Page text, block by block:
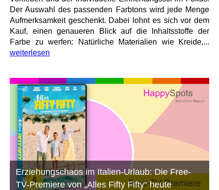
Der Auswahl des passenden Farbtons wird jede Menge
Aufmerksamkeit geschenkt. Dabei lohnt es sich vor dem
Kauf, einen genaueren Blick auf die Inhaltsstoffe der
Farbe zu werfen: Natürliche Materialien wie Kreide,...
weiterlesen
Erziehungschaos im Italien-Urlaub: Die Free-
TV-Premiere von „Alles Fifty Fifty“ heute